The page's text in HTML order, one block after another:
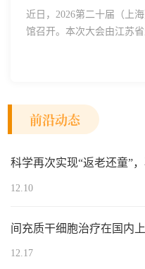
近日，2026第二十届（上
馆召开。本次大会由江苏
范区生物医药行业协会、
前沿动态
科学再次实现“返老还童”
12.10
间充质干细胞治疗在国内
12.17